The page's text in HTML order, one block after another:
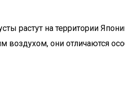
растут на территории
воздухом, они отличаются